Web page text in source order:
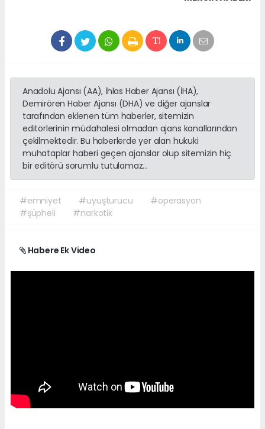
Anadolu Ajansı (AA), İhlas Haber Ajansı (İHA),
Demirören Haber Ajansı (DHA) ve diğer ajanslar
tarafından eklenen tüm haberler, sitemizin
editörlerinin müdahalesi olmadan ajans kanallarından
çekilmektedir. Bu haberlerde yer alan hukuki
muhataplar haberi geçen ajanslar olup sitemizin hiç
bir editörü sorumlu tutulamaz...
#emniyet #uyuşturucu
#operasyon
#şüpheli
#narkotik
Habere Ek Video